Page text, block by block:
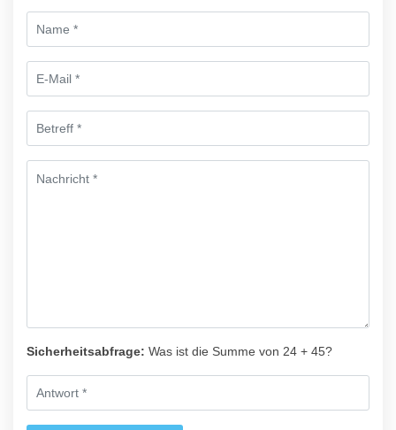
Sicherheitsabfrage: Was ist die Summe von 24 + 45?